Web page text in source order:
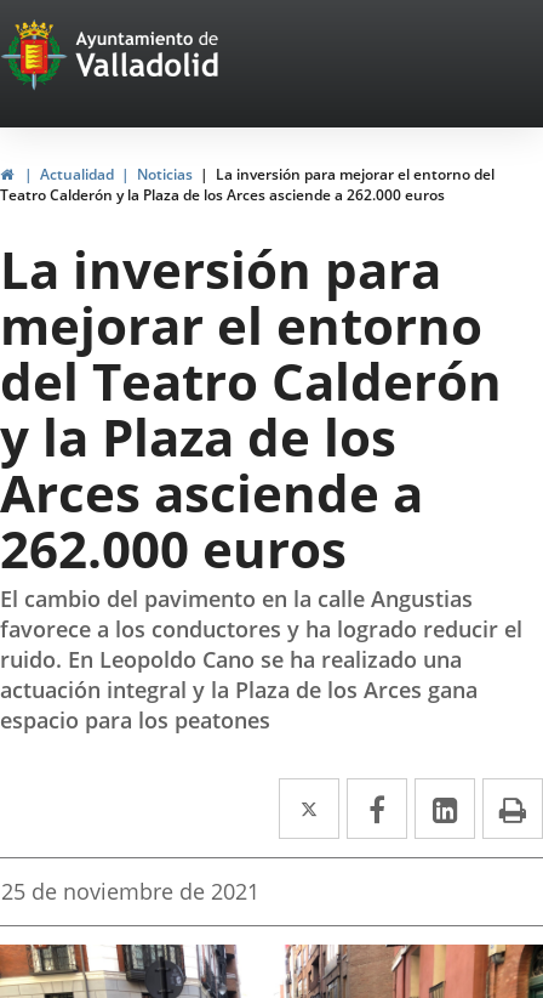
Portal
Web
del
Ayuntamiento
de
Valladolid
InicioActualidad Noticias
La inversión para mejorar el entorno del
Teatro Calderón y la Plaza de los Arces asciende a 262.000 euros
La inversión para
mejorar el entorno
del Teatro Calderón
y la Plaza de los
Arces asciende a
262.000 euros
El cambio del pavimento en la calle Angustias
favorece a los conductores y ha logrado reducir el
ruido. En Leopoldo Cano se ha realizado una
actuación integral y la Plaza de los Arces gana
espacio para los peatones
Twitter
Enlace
a
aplicación
externa.
Facebook
Enlace
a
aplicación
externa.
Enlace
a
Fecha
la
noticia
25 de noviembre de 2021